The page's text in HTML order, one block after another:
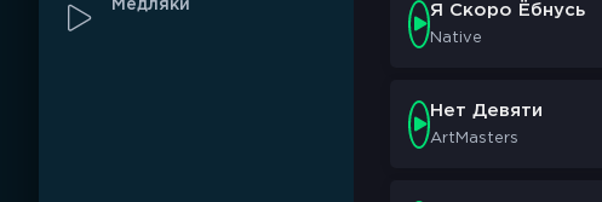
Мы строим стены,
Я Скоро Ёбнусь
Native
Нет Девяти
ArtMasters
Медляки